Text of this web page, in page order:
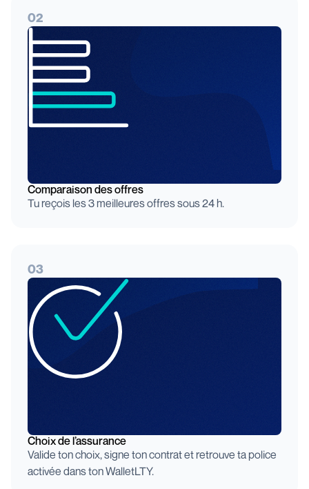
02
Comparaison des offres
Tu reçois les 3 meilleures offres sous 24 h.
03
Choix de l’assurance
Valide ton choix, signe ton contrat et retrouve ta police
activée dans ton WalletLTY.